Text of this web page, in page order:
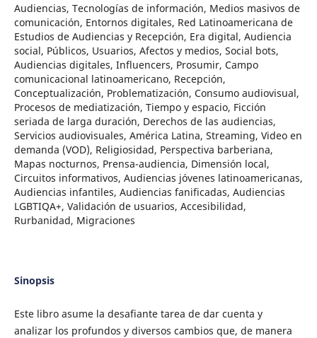
Audiencias, Tecnologías de información, Medios masivos de
comunicación, Entornos digitales, Red Latinoamericana de
Estudios de Audiencias y Recepción, Era digital, Audiencia
social, Públicos, Usuarios, Afectos y medios, Social bots,
Audiencias digitales, Influencers, Prosumir, Campo
comunicacional latinoamericano, Recepción,
Conceptualización, Problematización, Consumo audiovisual,
Procesos de mediatización, Tiempo y espacio, Ficción
seriada de larga duración, Derechos de las audiencias,
Servicios audiovisuales, América Latina, Streaming, Video en
demanda (VOD), Religiosidad, Perspectiva barberiana,
Mapas nocturnos, Prensa-audiencia, Dimensión local,
Circuitos informativos, Audiencias jóvenes latinoamericanas,
Audiencias infantiles, Audiencias fanificadas, Audiencias
LGBTIQA+, Validación de usuarios, Accesibilidad,
Rurbanidad, Migraciones
Sinopsis
Este libro asume la desafiante tarea de dar cuenta y
analizar los profundos y diversos cambios que, de manera